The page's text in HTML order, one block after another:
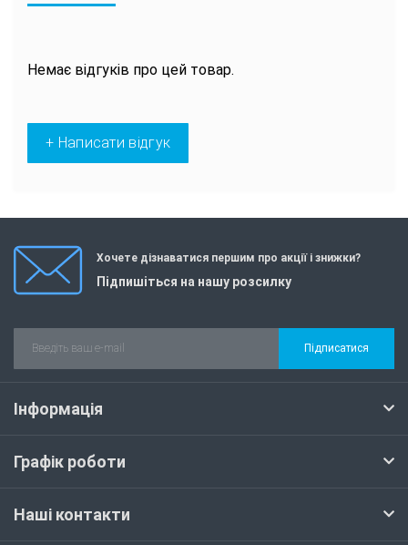
Немає відгуків про цей товар.
+ Написати відгук
Хочете дізнаватися першим про акції і знижки?
Підпишіться на нашу розсилку
Підписатися
Інформація
Графік роботи
Наші контакти